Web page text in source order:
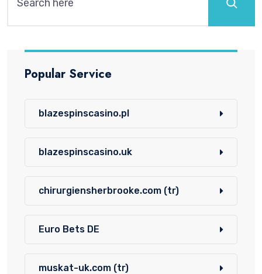
Popular Service
blazespinscasino.pl
blazespinscasino.uk
chirurgiensherbrooke.com (tr)
Euro Bets DE
muskat-uk.com (tr)